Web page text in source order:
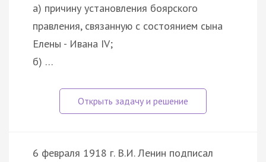
а) причину установления боярского
правления, связанную с состоянием сына
Елены - Ивана IV;
б) …
6 февраля 1918 г. В.И. Ленин подписал